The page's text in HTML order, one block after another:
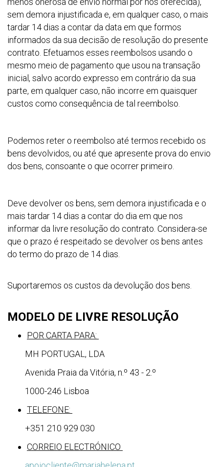
sem demora injustificada e, em qualquer caso, o mais
tardar 14 dias a contar da data em que formos
informados da sua decisão de resolução do presente
contrato. Efetuamos esses reembolsos usando o
mesmo meio de pagamento que usou na transação
inicial, salvo acordo expresso em contrário da sua
parte, em qualquer caso, não incorre em quaisquer
custos como consequência de tal reembolso.
Podemos reter o reembolso até termos recebido os
bens devolvidos, ou até que apresente prova do envio
dos bens, consoante o que ocorrer primeiro.
Deve devolver os bens, sem demora injustificada e o
mais tardar 14 dias a contar do dia em que nos
informar da livre resolução do contrato. Considera-se
que o prazo é respeitado se devolver os bens antes
do termo do prazo de 14 dias.
Suportaremos os custos da devolução dos bens.
MODELO DE LIVRE RESOLUÇÃO
POR CARTA PARA:
MH PORTUGAL, LDA
Avenida Praia da Vitória, n.º 43 - 2.º
1000-246 Lisboa
TELEFONE:
+351 210 929 030
CORREIO ELECTRÓNICO